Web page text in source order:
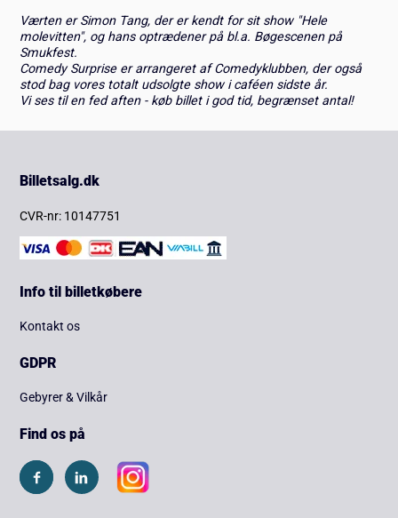
Værten er Simon Tang, der er kendt for sit show "Hele
molevitten", og hans optrædener på bl.a. Bøgescenen på
Smukfest.
Comedy Surprise er arrangeret af Comedyklubben, der også
stod bag vores totalt udsolgte show i caféen sidste år.
Vi ses til en fed aften - køb billet i god tid, begrænset antal!
Billetsalg.dk
CVR-nr: 10147751
Info til billetkøbere
Kontakt os
GDPR
Gebyrer & Vilkår
Find os på